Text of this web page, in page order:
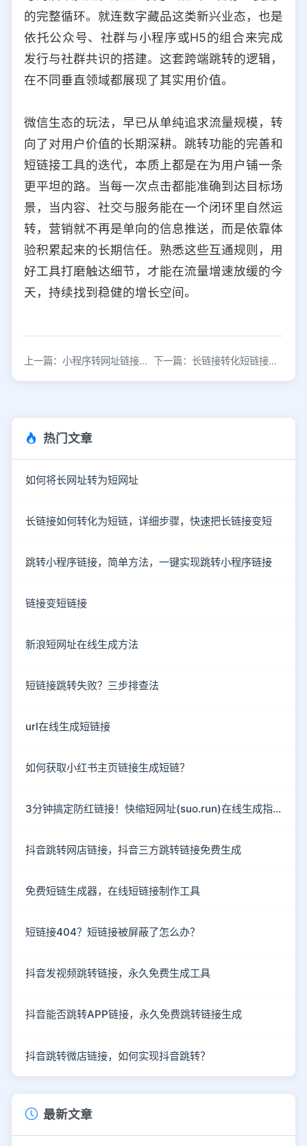
的完整循环。就连数字藏品这类新兴业态，也是
依托公众号、社群与小程序或H5的组合来完成
发行与社群共识的搭建。这套跨端跳转的逻辑，
在不同垂直领域都展现了其实用价值。
微信生态的玩法，早已从单纯追求流量规模，转
向了对用户价值的长期深耕。跳转功能的完善和
短链接工具的迭代，本质上都是在为用户铺一条
更平坦的路。当每一次点击都能准确到达目标场
景，当内容、社交与服务能在一个闭环里自然运
转，营销就不再是单向的信息推送，而是依靠体
验积累起来的长期信任。熟悉这些互通规则，用
好工具打磨触达细节，才能在流量增速放缓的今
天，持续找到稳健的增长空间。
上一篇：小程序转网址链接工具地址_短链接生成工具 下一篇：长链接转化短链接，短链接制作生成工具
热门文章
如何将长网址转为短网址
长链接如何转化为短链，详细步骤，快速把长链接变短
跳转小程序链接，简单方法，一键实现跳转小程序链接
链接变短链接
新浪短网址在线生成方法
短链接跳转失败？三步排查法
url在线生成短链接
如何获取小红书主页链接生成短链？
3分钟搞定防红链接！快缩短网址(suo.run)在线生成指南
抖音跳转网店链接，抖音三方跳转链接免费生成
免费短链生成器，在线短链接制作工具
短链接404？短链接被屏蔽了怎么办？
抖音发视频跳转链接，永久免费生成工具
抖音能否跳转APP链接，永久免费跳转链接生成
抖音跳转微店链接，如何实现抖音跳转？
最新文章